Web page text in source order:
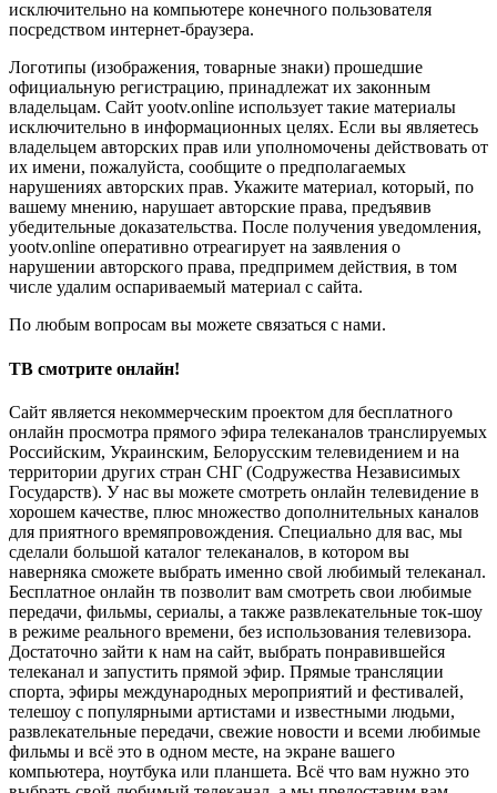
исключительно на компьютере конечного пользователя
посредством интернет-браузера.
Логотипы (изображения, товарные знаки) прошедшие
официальную регистрацию, принадлежат их законным
владельцам. Сайт yootv.online использует такие материалы
исключительно в информационных целях. Если вы являетесь
владельцем авторских прав или уполномочены действовать от
их имени, пожалуйста, сообщите о предполагаемых
нарушениях авторских прав. Укажите материал, который, по
вашему мнению, нарушает авторские права, предъявив
убедительные доказательства. После получения уведомления,
yootv.online оперативно отреагирует на заявления о
нарушении авторского права, предпримем действия, в том
числе удалим оспариваемый материал с сайта.
По любым вопросам вы можете связаться с нами.
ТВ смотрите онлайн!
Сайт является некоммерческим проектом для бесплатного
онлайн просмотра прямого эфира телеканалов транслируемых
Российским, Украинским, Белорусским телевидением и на
территории других стран СНГ (Содружества Независимых
Государств). У нас вы можете смотреть онлайн телевидение в
хорошем качестве, плюс множество дополнительных каналов
для приятного времяпровождения. Специально для вас, мы
сделали большой каталог телеканалов, в котором вы
наверняка сможете выбрать именно свой любимый телеканал.
Бесплатное онлайн тв позволит вам смотреть свои любимые
передачи, фильмы, сериалы, а также развлекательные ток-шоу
в режиме реального времени, без использования телевизора.
Достаточно зайти к нам на сайт, выбрать понравившейся
телеканал и запустить прямой эфир. Прямые трансляции
спорта, эфиры международных мероприятий и фестивалей,
телешоу с популярными артистами и известными людьми,
развлекательные передачи, свежие новости и всеми любимые
фильмы и всё это в одном месте, на экране вашего
компьютера, ноутбука или планшета. Всё что вам нужно это